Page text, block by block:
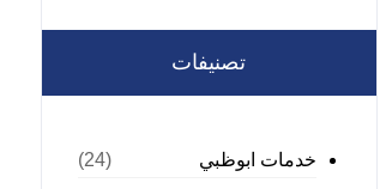
تصنيفات
خدمات ابوظبي
(24)